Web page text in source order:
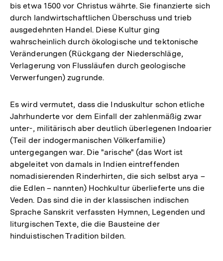
bis etwa 1500 vor Christus währte. Sie finanzierte sich
durch landwirtschaftlichen Überschuss und trieb
ausgedehnten Handel. Diese Kultur ging
wahrscheinlich durch ökologische und tektonische
Veränderungen (Rückgang der Niederschläge,
Verlagerung von Flussläufen durch geologische
Verwerfungen) zugrunde.
Es wird vermutet, dass die Induskultur schon etliche
Jahrhunderte vor dem Einfall der zahlenmäßig zwar
unter-, militärisch aber deutlich überlegenen Indoarier
(Teil der indogermanischen Völkerfamilie)
untergegangen war. Die "arische" (das Wort ist
abgeleitet von damals in Indien eintreffenden
nomadisierenden Rinderhirten, die sich selbst arya –
die Edlen – nannten) Hochkultur überlieferte uns die
Veden. Das sind die in der klassischen indischen
Sprache Sanskrit verfassten Hymnen, Legenden und
liturgischen Texte, die die Bausteine der
hinduistischen Tradition bilden.